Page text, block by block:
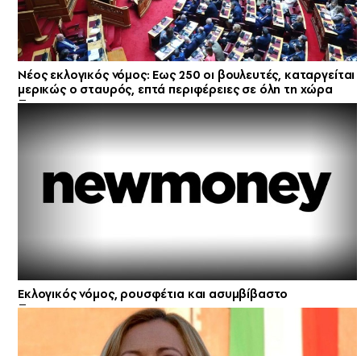
Νέος εκλογικός νόμος: Εως 250 οι βουλευτές, καταργείται
μερικώς ο σταυρός, επτά περιφέρειες σε όλη τη χώρα
Εκλογικός νόμος, ρουσφέτια και ασυμβίβαστο